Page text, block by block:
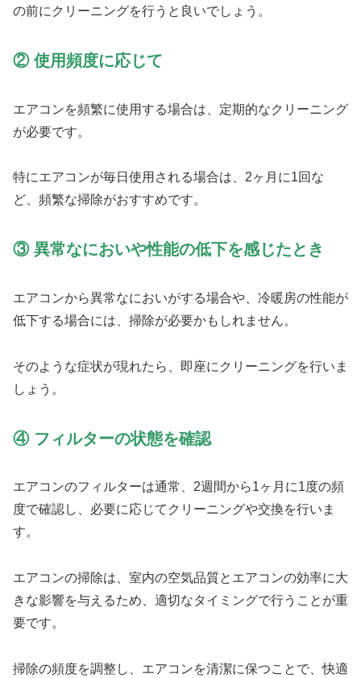
の前にクリーニングを行うと良いでしょう。
② 使用頻度に応じて
エアコンを頻繁に使用する場合は、定期的なクリーニング
が必要です。
特にエアコンが毎日使用される場合は、2ヶ月に1回な
ど、頻繁な掃除がおすすめです。
③ 異常なにおいや性能の低下を感じたとき
エアコンから異常なにおいがする場合や、冷暖房の性能が
低下する場合には、掃除が必要かもしれません。
そのような症状が現れたら、即座にクリーニングを行いま
しょう。
④ フィルターの状態を確認
エアコンのフィルターは通常、2週間から1ヶ月に1度の頻
度で確認し、必要に応じてクリーニングや交換を行いま
す。
エアコンの掃除は、室内の空気品質とエアコンの効率に大
きな影響を与えるため、適切なタイミングで行うことが重
要です。
掃除の頻度を調整し、エアコンを清潔に保つことで、快適